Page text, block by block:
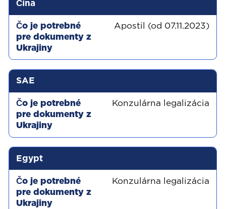
Čína
Apostil (od 07.11.2023)
SAE
Konzulárna legalizácia
Egypt
Konzulárna legalizácia